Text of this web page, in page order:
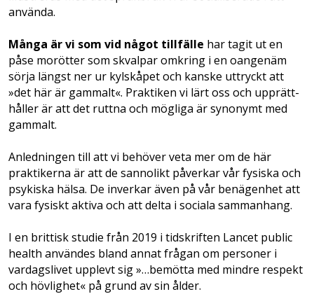
använda.
Många är vi som vid något tillfälle har tagit ut en
påse morötter som skvalpar omkring i en oangenäm
sörja längst ner ur kylskåpet och kanske uttryckt att
»det här är gammalt«. Praktiken vi lärt oss och upprätt­
håller är att det ruttna och mögliga är synonymt med
gammalt.
Anledningen till att vi behöver veta mer om de här
praktikerna är att de sannolikt påverkar vår fysiska och
psykiska hälsa. De inverkar även på vår benägenhet att
vara fysiskt aktiva och att delta i sociala sammanhang.
I en brittisk studie från 2019 i tidskriften Lancet public
health användes bland annat frågan om personer­ i
vardagslivet upplevt sig »…bemötta med mindre respekt
och hövlighet« på grund av sin ålder.